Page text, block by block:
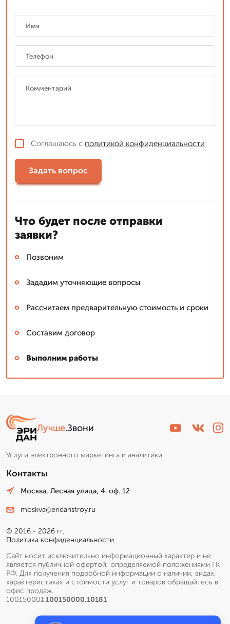
Соглашаюсь с политикой конфиденциальности
Задать вопрос
Что будет после отправки
заявки?
Позвоним
Зададим уточняющие вопросы
Рассчитаем предварительную стоимость и сроки
Составим договор
Выполним работы
Лучше.Звони
Услуги электронного маркетинга и аналитики
Контакты
Москва, Лесная улица, 4. оф. 12
moskva@eridanstroy.ru
© 2016 - 2026 гг.
Политика конфиденциальности
Сайт носит исключительно информационный характер и не
является публичной офертой, определяемой положениями ГК
РФ. Для получения подробной информации о наличии, видах,
характеристиках и стоимости услуг и товаров обращайтесь в
офис продаж.
100150001.100150000.10181